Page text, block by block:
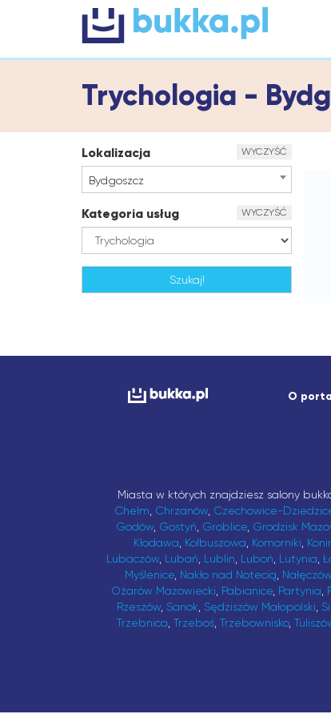
Trychologia -
Lokalizacja WYCZYŚĆ
Bydgoszcz
Kategoria usług WYCZYŚĆ
O
Miasta w których znajdziesz salony
Chełm Chrzanów, Czechowice-
Godów Gostyń Groblice Grodzisk
Kłodawa Kolbuszowa Komorniki
Lubaczów, Lubań Lublin Luboń Lutynia
Myślenice, Nakło nad Notecią Nałęczów
Ożarów Mazowiecki Pabianice, Partynia
Rzeszów, Sanok Sędziszów Małopolski
Trzebnica Trzeboś Trzebownisko,